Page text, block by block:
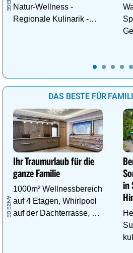
Natur-Wellness -
Regionale Kulinarik -
DAS BESTE FÜR
Ihr Traumurlaub für die
ganze Familie
1000m² Wellnessbereich
auf 4 Etagen, Whirlpool
auf der Dachterrasse, 4
in